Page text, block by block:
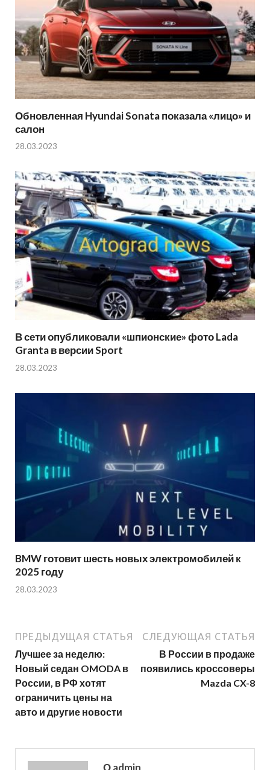
Обновленная Hyundai Sonata показала «лицо» и
салон
28.03.2023
В сети опубликовали «шпионские» фото Lada
Granta в версии Sport
28.03.2023
BMW готовит шесть новых электромобилей к
2025 году
28.03.2023
ПРЕДЫДУЩАЯ СТАТЬЯ
Лучшее за неделю:
Новый седан OMODA в
России, в РФ хотят
ограничить цены на
авто и другие новости
СЛЕДУЮЩАЯ СТАТЬЯ
В России в продаже
появились кроссоверы
Mazda CX-8
О admin